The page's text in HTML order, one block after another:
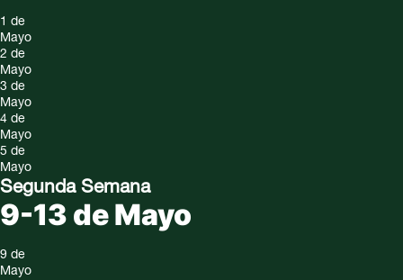
1 de
Mayo
2 de
Mayo
3 de
Mayo
4 de
Mayo
5 de
Mayo
Segunda Semana
9-13 de Mayo
9 de
Mayo